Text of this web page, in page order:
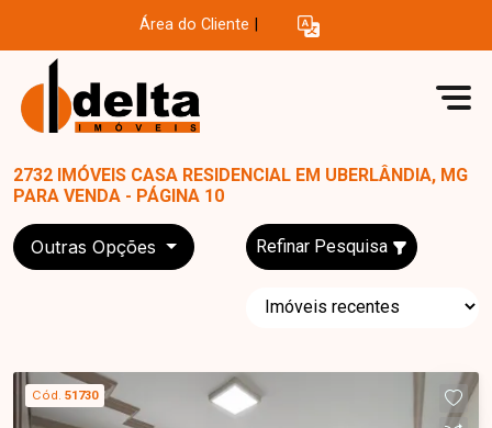
Área do Cliente
2732 IMÓVEIS CASA RESIDENCIAL EM UBERLÂNDIA, MG
PARA VENDA - PÁGINA 10
Outras Opções Refinar Pesquisa
Cód. 51730